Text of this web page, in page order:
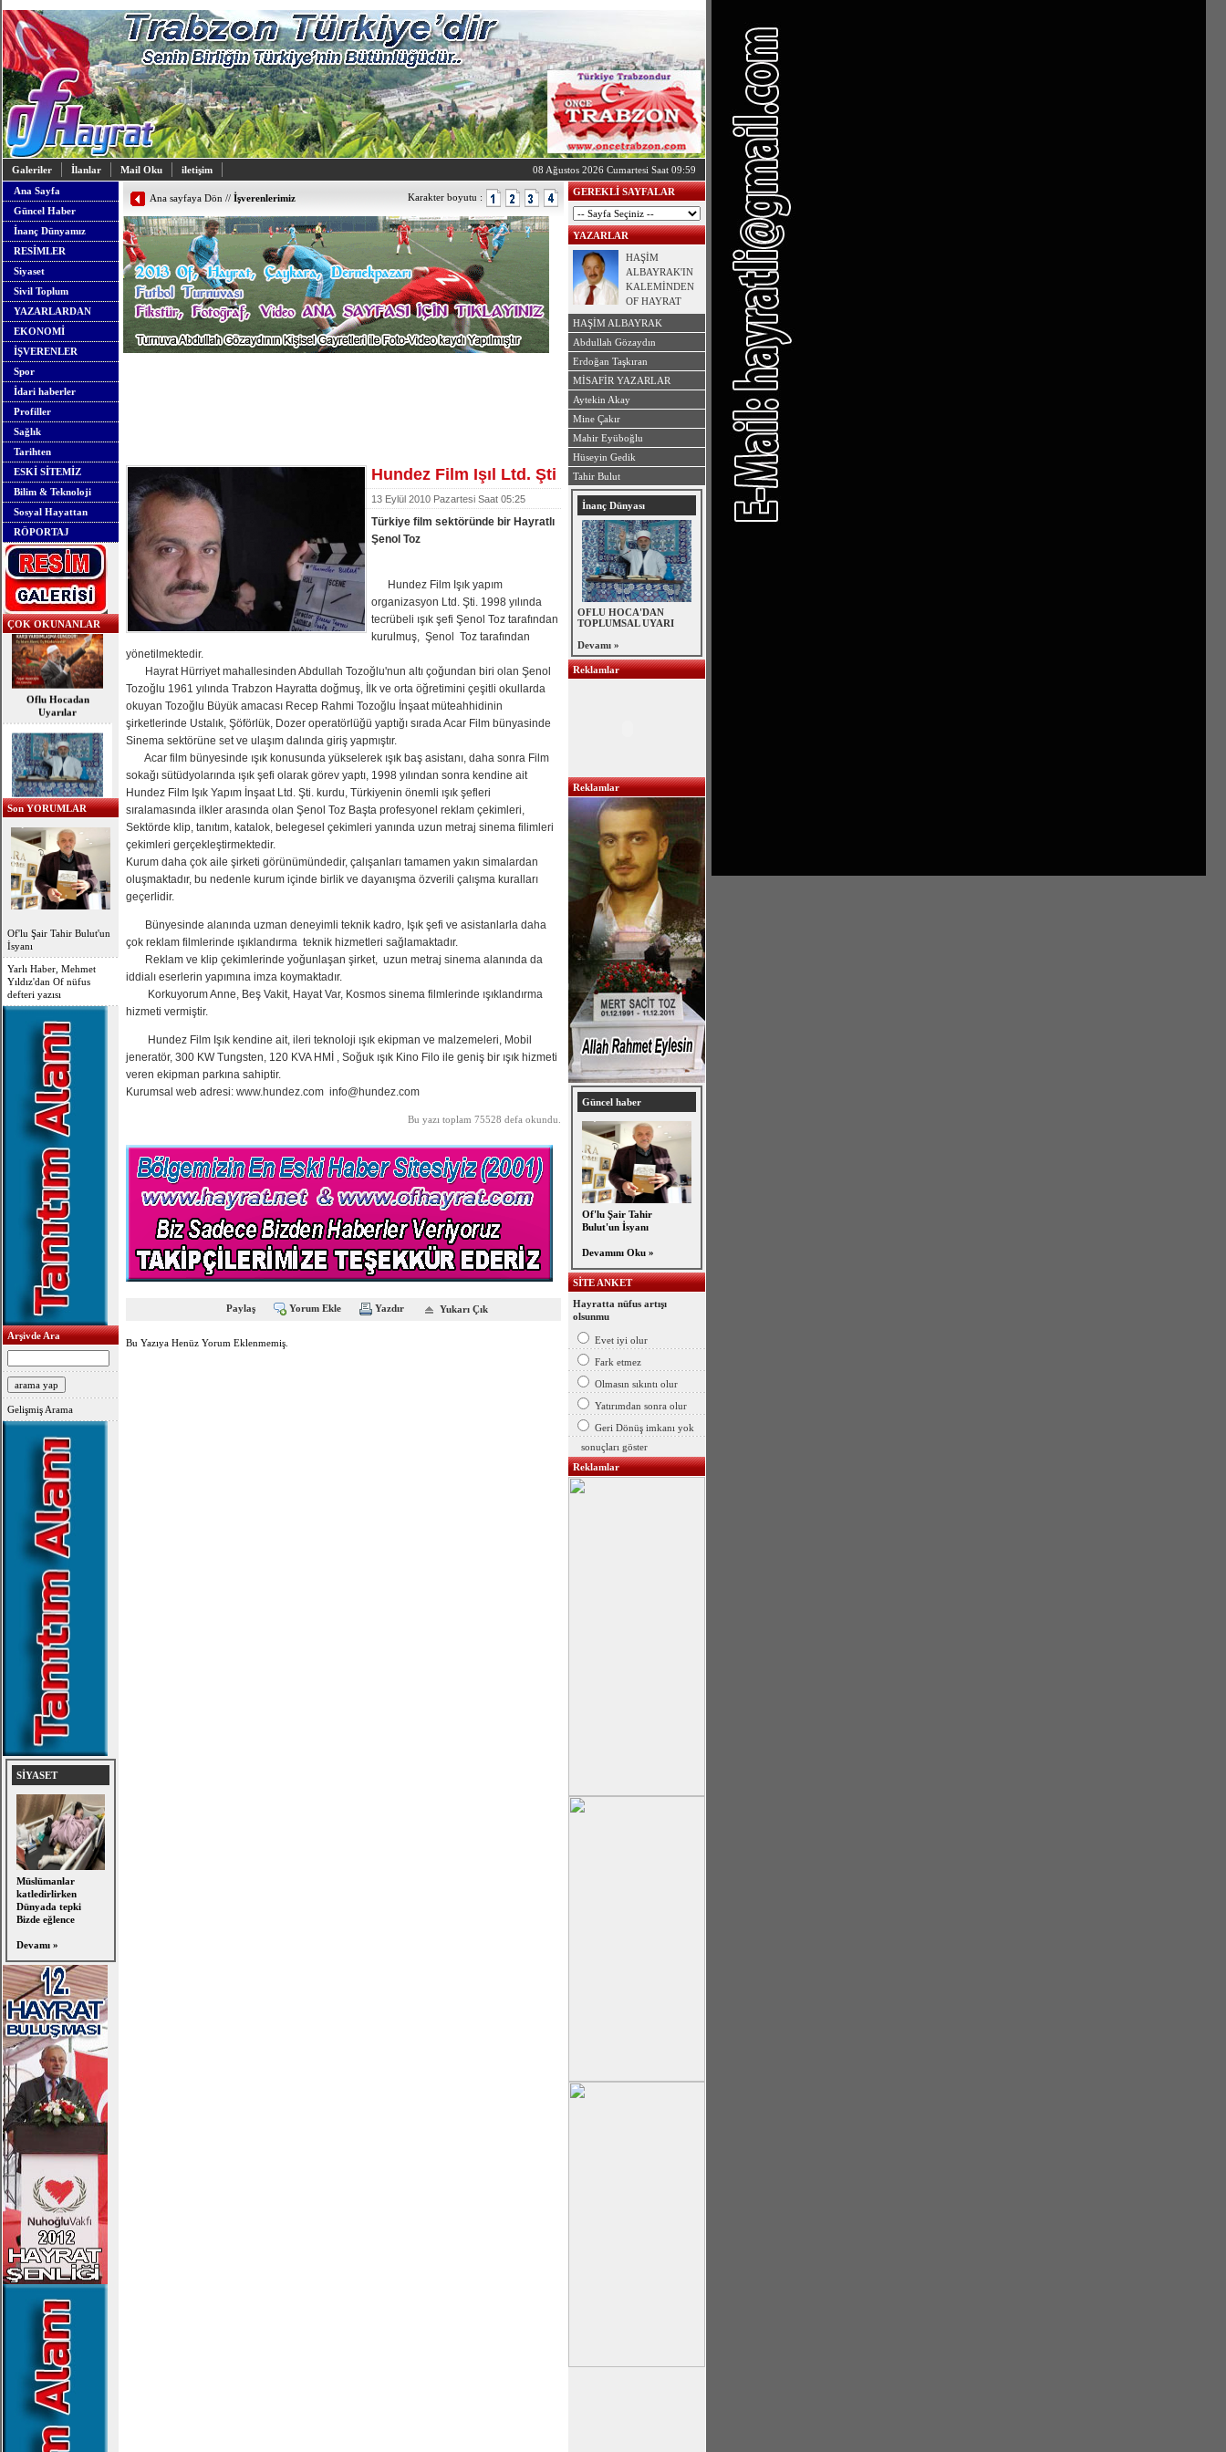
08 Ağustos 2026 Cumartesi Saat 09:59
Galeriler İlanlar Mail Oku
iletişim
Ana Sayfa
Güncel Haber
İnanç Dünyamız
RESİMLER
Siyaset
Sivil Toplum
YAZARLARDAN
EKONOMİ
İŞVERENLER
Spor
İdari haberler
Profiller
Sağlık
Tarihten
ESKİ SİTEMİZ
Bilim & Teknoloji
Sosyal Hayattan
RÖPORTAJ
ÇOK OKUNANLAR
Oflu Hocadan
Uyarılar
OFLU HOCA'DAN
TOPLUMSAL UYARI
Son YORUMLAR
Of'lu Şair Tahir Bulut'un
İsyanı
Yarlı Haber, Mehmet
Yıldız'dan Of nüfus
defteri yazısı
Arşivde Ara
Gelişmiş Arama
SİYASET
Müslümanlar
katledirlirken
Dünyada tepki
Bizde eğlence
Devamı »
Karakter boyutu :
Ana sayfaya Dön // İşverenlerimiz
Hundez Film Işıl Ltd. Şti
13 Eylül 2010 Pazartesi Saat 05:25
Türkiye film sektöründe bir Hayratlı
Şenol Toz
Hundez Film Işık yapım
organizasyon Ltd. Şti. 1998 yılında
tecrübeli ışık şefi Şenol Toz tarafından
kurulmuş, Şenol Toz tarafından
yönetilmektedir.
Hayrat Hürriyet mahallesinden Abdullah Tozoğlu'nun altı çoğundan biri olan Şenol
Tozoğlu 1961 yılında Trabzon Hayratta doğmuş, İlk ve orta öğretimini çeşitli okullarda
okuyan Tozoğlu Büyük amacası Recep Rahmi Tozoğlu İnşaat müteahhidinin
şirketlerinde Ustalık, Şöförlük, Dozer operatörlüğü yaptığı sırada Acar Film bünyasinde
Sinema sektörüne set ve ulaşım dalında giriş yapmıştır.
Acar film bünyesinde ışık konusunda yükselerek ışık baş asistanı, daha sonra Film
sokağı sütüdyolarında ışık şefi olarak görev yaptı, 1998 yılından sonra kendine ait
Hundez Film Işık Yapım İnşaat Ltd. Şti. kurdu, Türkiyenin önemli ışık şefleri
sıralamasında ilkler arasında olan Şenol Toz Başta profesyonel reklam çekimleri,
Sektörde klip, tanıtım, katalok, belegesel çekimleri yanında uzun metraj sinema filimleri
çekimleri gerçekleştirmektedir.
Kurum daha çok aile şirketi görünümündedir, çalışanları tamamen yakın simalardan
oluşmaktadır, bu nedenle kurum içinde birlik ve dayanışma özverili çalışma kuralları
geçerlidir.
Bünyesinde alanında uzman deneyimli teknik kadro, Işık şefi ve asistanlarla daha
çok reklam filmlerinde ışıklandırma teknik hizmetleri sağlamaktadır.
Reklam ve klip çekimlerinde yoğunlaşan şirket, uzun metraj sinema alanında da
iddialı eserlerin yapımına imza koymaktadır.
Korkuyorum Anne, Beş Vakit, Hayat Var, Kosmos sinema filmlerinde ışıklandırma
hizmeti vermiştir.
Hundez Film Işık kendine ait, ileri teknoloji ışık ekipman ve malzemeleri, Mobil
jeneratör, 300 KW Tungsten, 120 KVA HMİ , Soğuk ışık Kino Filo ile geniş bir ışık hizmeti
veren ekipman parkına sahiptir.
Kurumsal web adresi: www.hundez.com info@hundez.com
Bu yazı toplam 75528 defa okundu.
Paylaş Yorum Ekle Yazdır Yukarı Çık
Bu Yazıya Henüz Yorum Eklenmemiş.
GEREKLİ SAYFALAR
YAZARLAR
HAŞİM
ALBAYRAK'IN
KALEMİNDEN
OF HAYRAT
BELGESELİ
HAŞİM ALBAYRAK
Abdullah Gözaydın
Erdoğan Taşkıran
MİSAFİR YAZARLAR
Aytekin Akay
Mine Çakır
Mahir Eyüboğlu
Hüseyin Gedik
Tahir Bulut
İnanç Dünyası
OFLU HOCA'DAN
TOPLUMSAL UYARI
Devamı »
Reklamlar
Reklamlar
Güncel haber
Of'lu Şair Tahir
Bulut'un İsyanı
Devamını Oku »
SİTE ANKET
Hayratta nüfus artışı
olsunmu
Evet iyi olur
Fark etmez
Olmasın sıkıntı olur
Yatırımdan sonra olur
Geri Dönüş imkanı yok
sonuçları göster
Reklamlar